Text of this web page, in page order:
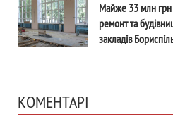
Майже 33 млн грн
ремонт та
закладів
КОМЕНТАРІ